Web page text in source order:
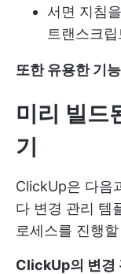
서면 지침
트랜스크
또한 유용한 기
미리 빌드
기
ClickUp은 다음
다 변경 관리 템
로세스를 진행
ClickUp의 변경